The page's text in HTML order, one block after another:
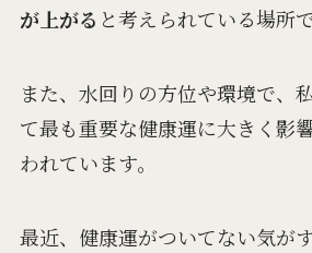
が上がる と考えられている場所で
また、水回りの方位や環境で、
て最も重要な健康運に大きく影
われています。
最近、健康運がついてない気が